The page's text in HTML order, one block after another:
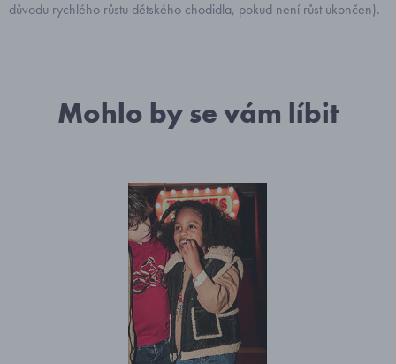
důvodu rychlého růstu dětského chodidla, pokud není růst ukončen).
Mohlo by se vám líbit